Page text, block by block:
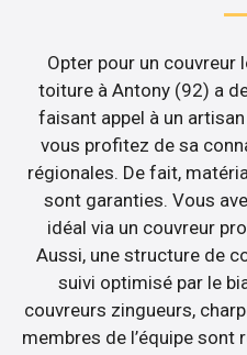
Opter pour un couvreur
toiture à Antony (92) a
faisant appel à un
vous profitez de sa
régionales. De fait,
sont garanties. Vous
idéal via un couvreur
Aussi, une structure de
suivi optimisé par le
couvreurs zingueurs,
membres de l’équipe